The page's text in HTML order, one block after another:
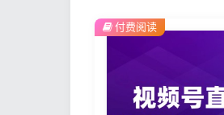
付费阅读